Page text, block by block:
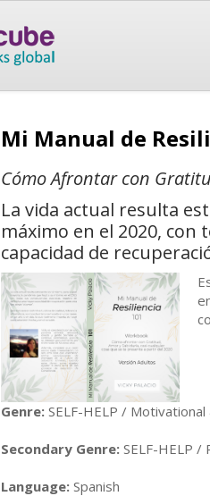
Mi Manual de
Cómo Afrontar con
La vida actual resulta
máximo en el 2020, con
capacidad de
Genre: SELF-HELP /
Secondary Genre: SELF-HELP
Language: Spanish